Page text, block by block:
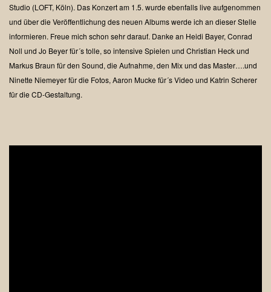
Studio (LOFT, Köln). Das Konzert am 1.5. wurde ebenfalls live aufgenommen
und über die Veröffentlichung des neuen Albums werde ich an dieser Stelle
informieren. Freue mich schon sehr darauf. Danke an Heidi Bayer, Conrad
Noll und Jo Beyer für´s tolle, so intensive Spielen und Christian Heck und
Markus Braun für den Sound, die Aufnahme, den Mix und das Master….und
Ninette Niemeyer für die Fotos, Aaron Mucke für´s Video und Katrin Scherer
für die CD-Gestaltung.